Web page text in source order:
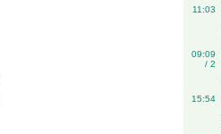
11:03
09:09
/ 2
15:54